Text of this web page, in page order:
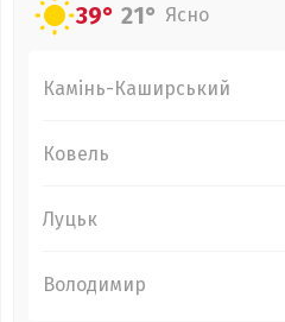
39° 21° Ясно
Камінь-Каширський
Ковель
Луцьк
Володимир